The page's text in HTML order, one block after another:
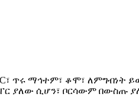
ጥሩ ማኅተም፣ ቆሞ፣ ለምግብነት
ያለው ሲሆን፣ ቦርሳውም በውስጡ